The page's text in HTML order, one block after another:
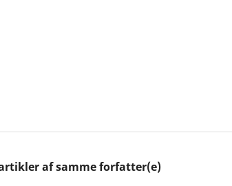
af samme forfatter(e)